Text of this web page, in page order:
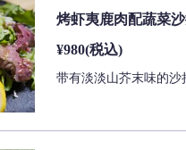
烤虾夷鹿肉配蔬菜沙
¥980(税込)
带有淡淡山芥末味的沙